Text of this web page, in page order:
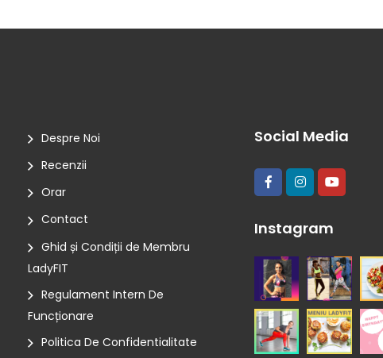
Despre Noi
Recenzii
Orar
Contact
Ghid și Condiții de Membru
LadyFIT
Regulament Intern De
Funcționare
Politica De Confidentialitate
Social Media
Instagram